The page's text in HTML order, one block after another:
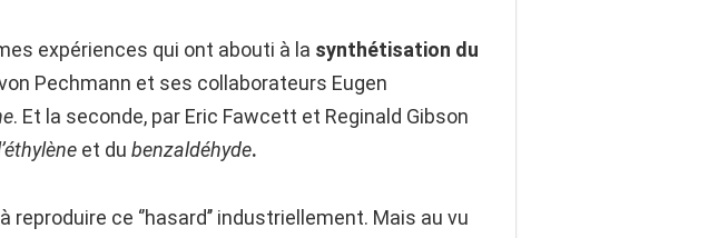
expériences qui ont abouti à la synthétisation du
Pechmann et ses collaborateurs Eugen
. Et la seconde, par Eric Fawcett et Reginald Gibson
et du benzaldéhyde.
ce ‘’hasard’’ industriellement. Mais au vu